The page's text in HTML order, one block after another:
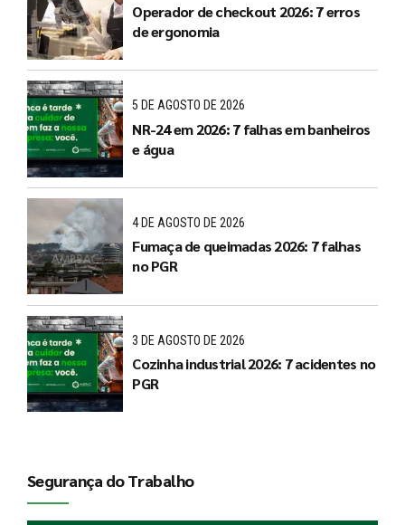
Operador de checkout 2026: 7 erros
de ergonomia
5 DE AGOSTO DE 2026
NR-24 em 2026: 7 falhas em banheiros
e água
4 DE AGOSTO DE 2026
Fumaça de queimadas 2026: 7 falhas
no PGR
3 DE AGOSTO DE 2026
Cozinha industrial 2026: 7 acidentes no
PGR
Segurança do Trabalho